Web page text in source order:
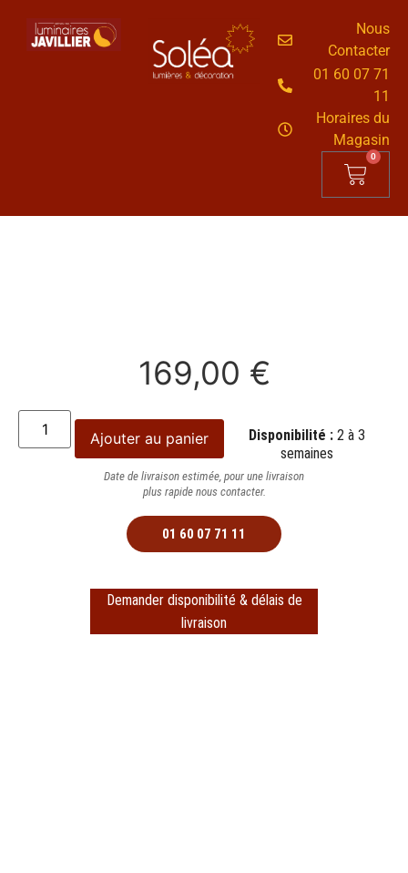
Nous
Contacter
01 60 07 71
11
Horaires du
Magasin
0
169,00 €
Ajouter au panier Disponibilité : 2 à 3
semaines
Date de livraison estimée, pour une livraison
plus rapide nous contacter.
01 60 07 71 11
Demander disponibilité & délais de
livraison